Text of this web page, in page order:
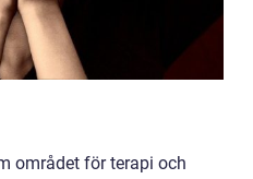
området för terapi och